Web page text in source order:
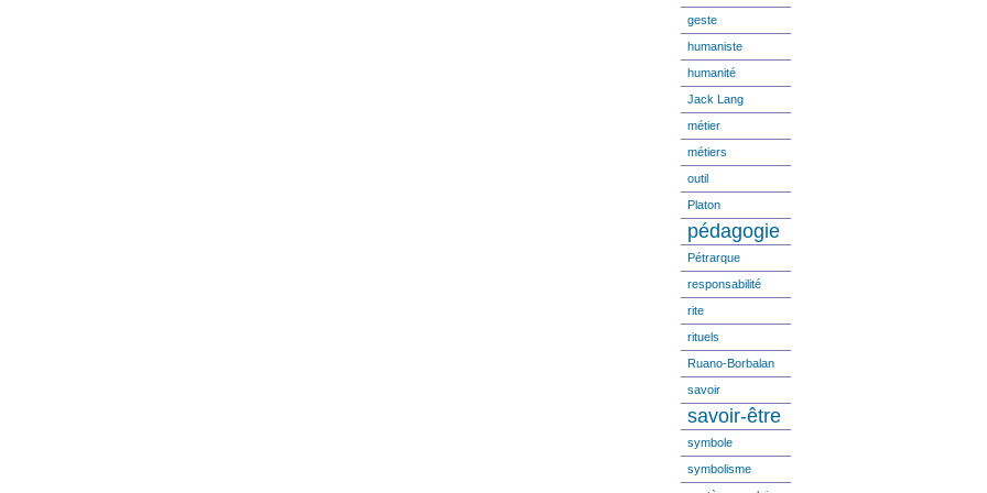
geste
humaniste
humanité
Jack Lang
métier
métiers
outil
Platon
pédagogie
Pétrarque
responsabilité
rite
rituels
Ruano-Borbalan
savoir
savoir-être
symbole
symbolisme